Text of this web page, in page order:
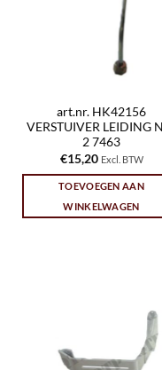
art.nr. HK42156
VERSTUIVER LEIDING
2 7463
€15,20 Excl. BTW
TOEVOEGEN AAN
WINKELWAGEN